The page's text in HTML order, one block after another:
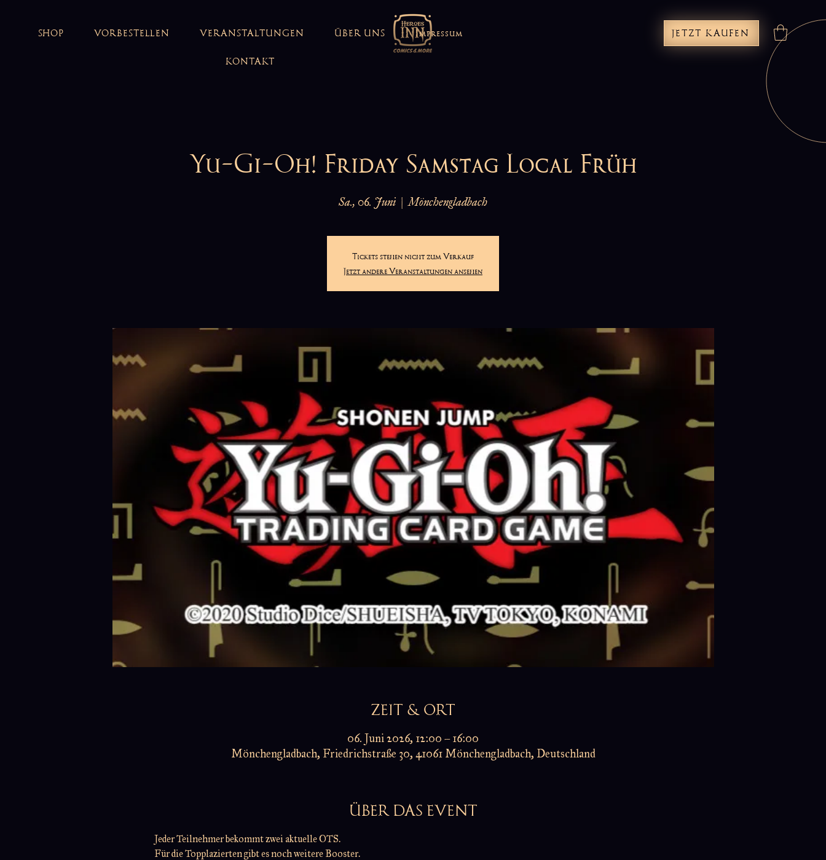
SHOP VORBESTELLEN VERANSTALTUNGEN ÜBER UNS Impressum
KONTAKT
JETZT KAUFEN
Yu-Gi-Oh! Friday Samstag Local Früh
Sa., 06. Juni
  |
Mönchengladbach
Tickets stehen nicht zum Verkauf
Jetzt andere Veranstaltungen ansehen
ZEIT & ORT
06. Juni 2026, 12:00 – 16:00
Mönchengladbach, Friedrichstraße 30, 41061 Mönchengladbach, Deutschland
ÜBER DAS EVENT
Jeder Teilnehmer bekommt zwei aktuelle OTS.
Für die Topplazierten gibt es noch weitere Booster.